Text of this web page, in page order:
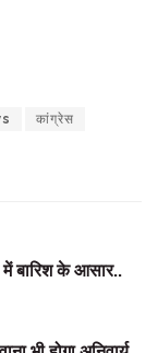
कांग्रेस
में बारिश के आसार..